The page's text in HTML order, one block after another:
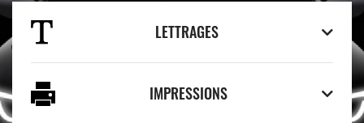
LETTRAGES
IMPRESSIONS